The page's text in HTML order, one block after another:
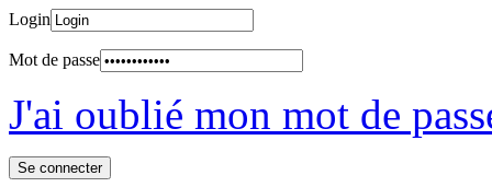
Login
Mot de passe
J'ai oublié mon mot de